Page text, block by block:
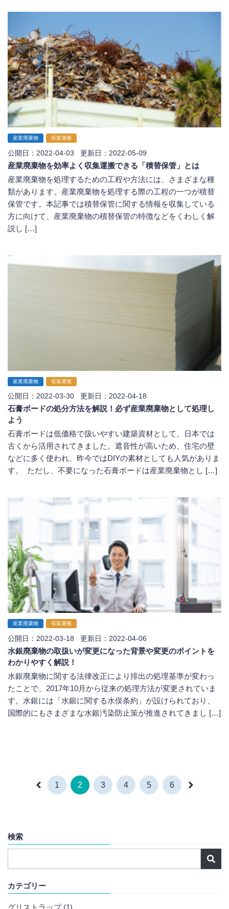
産業廃棄物 収集運搬
公開日：2022-04-03 更新日：2022-05-09
産業廃棄物を効率よく収集運搬できる「積替保管」とは
産業廃棄物を処理するための工程や方法には、さまざまな種
類があります。産業廃棄物を処理する際の工程の一つが積替
保管です。本記事では積替保管に関する情報を収集している
方に向けて、産業廃棄物の積替保管の特徴などをくわしく解
説し […]
産業廃棄物 収集運搬
公開日：2022-03-30 更新日：2022-04-18
石膏ボードの処分方法を解説！必ず産業廃棄物として処理し
よう
石膏ボードは低価格で扱いやすい建築資材として、日本では
古くから活用されてきました。遮音性が高いため、住宅の壁
などに多く使われ、昨今ではDIYの素材としても人気がありま
す。 ただし、不要になった石膏ボードは産業廃棄物とし […]
産業廃棄物 収集運搬
公開日：2022-03-18 更新日：2022-04-06
水銀廃棄物の取扱いが変更になった背景や変更のポイントを
わかりやすく解説！
水銀廃棄物に関する法律改正により排出の処理基準が変わっ
たことで、2017年10月から従来の処理方法が変更されていま
す。水銀には「水銀に関する水俣条約」が設けられており、
国際的にもさまざまな水銀汚染防止策が推進されてきまし […]
1 2 3 4 5 6
検索
カテゴリー